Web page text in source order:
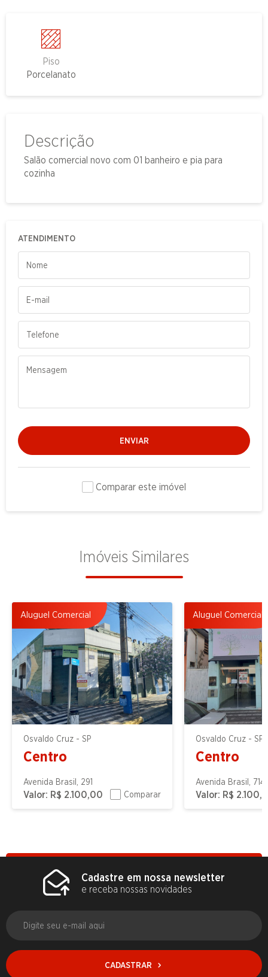
Piso
Porcelanato
Descrição
Salão comercial novo com 01 banheiro e pia para
cozinha
ATENDIMENTO
ENVIAR
Comparar este imóvel
Imóveis Similares
Aluguel Comercial
Osvaldo Cruz - SP
Centro
Avenida Brasil, 291
Valor: R$ 2.100,00 Comparar
Aluguel Comercial
Osvaldo Cruz - SP
Centro
Avenida Brasil, 714
Valor: R$
Cadastre em nossa newsletter
e receba nossas novidades
CADASTRAR